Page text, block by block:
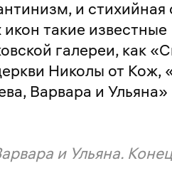
и стихийная
такие известные
галереи, как
Николы от Кож,
Варвара и Ульяна»
и Ульяна.